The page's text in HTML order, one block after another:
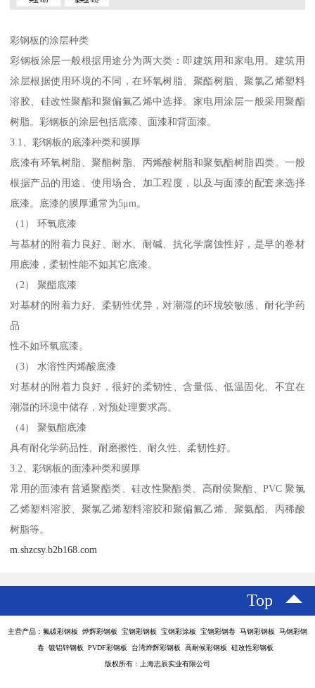
彩钢板的涂层种类
彩钢板涂层一般根据用途分为两大类：即建筑用和家电用。建筑用
涂层根据使用环境的不同，在环氧树脂、聚酯树脂、聚氯乙烯塑料
溶胶、硅改性聚酯和聚偏氟乙烯中选择。家电用涂层一般采用聚酯
树脂。彩钢板的涂层包括底漆、面漆和背面漆。
3.1、彩钢板的底漆种类和膜厚
底漆有环氧树脂、聚酯树脂、丙烯酸树脂和聚氨酯树脂四类。一般
根据产品的用途、使用场合、加工程度，以及与面漆的配套来选择
底漆。底漆的膜厚通常为5μm。
（1） 环氧底漆
与基材的附着力良好、耐水、耐碱、抗化学腐蚀性好，是早的卷材
用底漆，柔韧性能不如其它底漆。
（2） 聚酯底漆
对基材的附着力好、柔韧性优异，对潮湿的环境较敏感、耐化学药
品
性不如环氧底漆。
（3） 水溶性丙烯酸底漆
对基材的附着力良好，很好的柔韧性、含量低、低温固化、不宜在
潮湿的环境中储存，对预处理要求高。
（4） 聚氨酯底漆
具有耐化学药品性、耐磨擦性、耐久性、柔韧性好。
3.2、彩钢板的面漆种类和膜厚
常用的面漆有普通聚酯类、硅改性聚酯类、高耐侯聚酯、PVC 聚氯
乙烯塑料溶胶、聚氯乙烯塑料溶胶和聚偏氟乙烯、聚氨酯、丙稀酸
树脂等。
m.shzcsy.b2b168.com
Top
主营产品：氟碳彩钢板 烨辉彩钢板 宝钢彩钢板 宝钢彩涂板 宝钢彩钢卷 马钢彩钢板 马钢彩钢
卷 镀铝锌钢板 PVDF彩钢板 台湾烨辉彩钢板 高耐候彩钢板 硅改性彩钢板
版权所有：上海志辰实业有限公司